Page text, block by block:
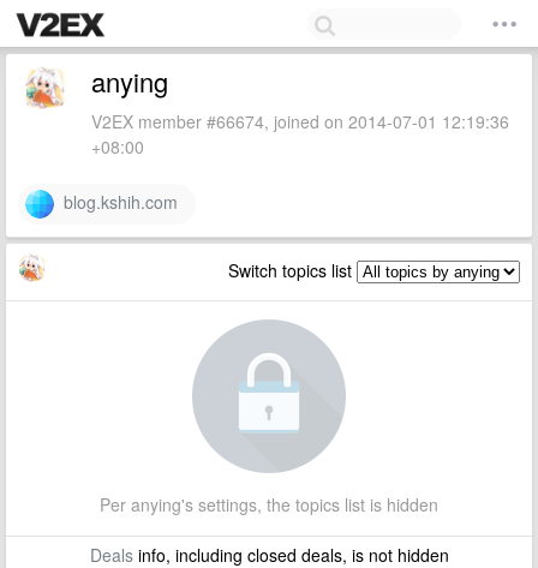
anying
V2EX member #66674, joined on 2014-07-01 12:19:36
+08:00
blog.kshih.com
Switch topics list
Per anying's settings, the topics list is hidden
Dealsinfo, including closed deals, is not hidden